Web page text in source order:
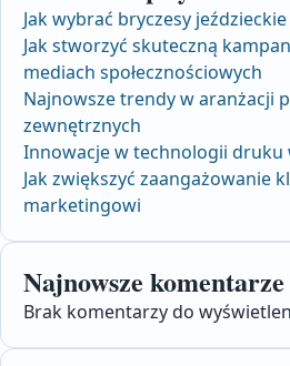
Jak wybrać bryczesy
Jak stworzyć skuteczną
mediach społecznościowych
Najnowsze trendy w aranżacji
zewnętrznych
Innowacje w technologii
Jak zwiększyć zaangażowanie
marketingowi
Najnowsze komentarze
Brak komentarzy do